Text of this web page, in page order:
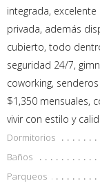
integrada,
privada, además
cubierto, todo
seguridad 24/7,
coworking,
$1,350 mensuales,
vivir con estilo y
Dormitorios
Baños
Parqueos